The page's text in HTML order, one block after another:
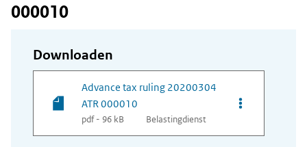
000010
Downloaden
Advance tax ruling 20200304
ATR 000010
pdf - 96 kB Belastingdienst
Opties van